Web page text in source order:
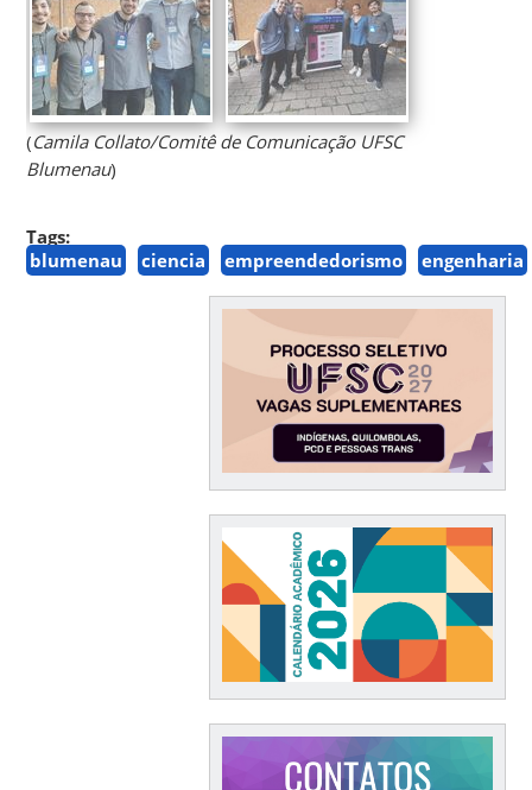
(Camila Collato/Comitê de Comunicação UFSC
Blumenau)
Tags:
blumenau
ciencia empreendedorismo engenharia